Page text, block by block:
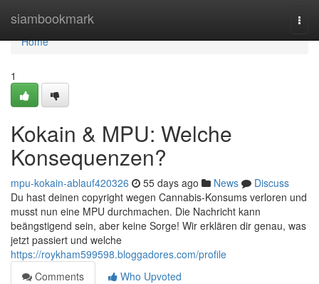
siambookmark
Home
Home
1
Kokain & MPU: Welche
Konsequenzen?
mpu-kokain-ablauf420326 55 days ago News
Discuss
Du hast deinen copyright wegen Cannabis-Konsums verloren und
musst nun eine MPU durchmachen. Die Nachricht kann
beängstigend sein, aber keine Sorge! Wir erklären dir genau, was
jetzt passiert und welche
https://roykham599598.bloggadores.com/profile
Comments
Who Upvoted